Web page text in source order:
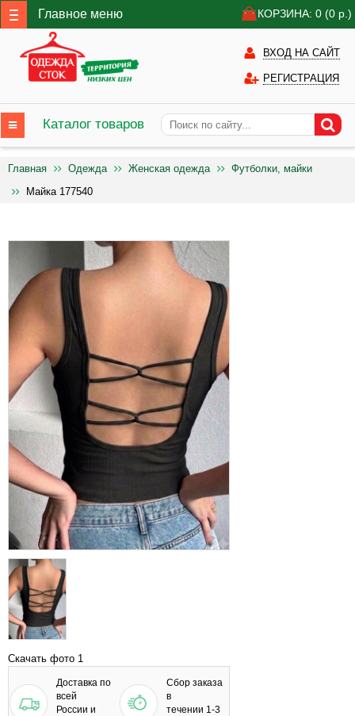
Главное меню КОРЗИНА: 0 (0 р.)
ВХОД НА САЙТ
РЕГИСТРАЦИЯ
Каталог товаров
Главная Одежда Женская одежда
Футболки, майки
Майка 177540
Скачать фото 1
Доставка по
всей
России и
Сбор заказа
в
течении 1-3